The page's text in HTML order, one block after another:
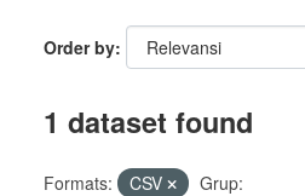
Order by
1 dataset found
Formats: CSV
Grup: